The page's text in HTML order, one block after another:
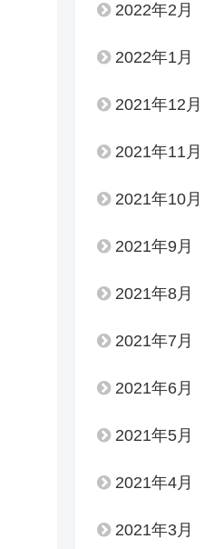
2022年2月
2022年1月
2021年12月
2021年11月
2021年10月
2021年9月
2021年8月
2021年7月
2021年6月
2021年5月
2021年4月
2021年3月